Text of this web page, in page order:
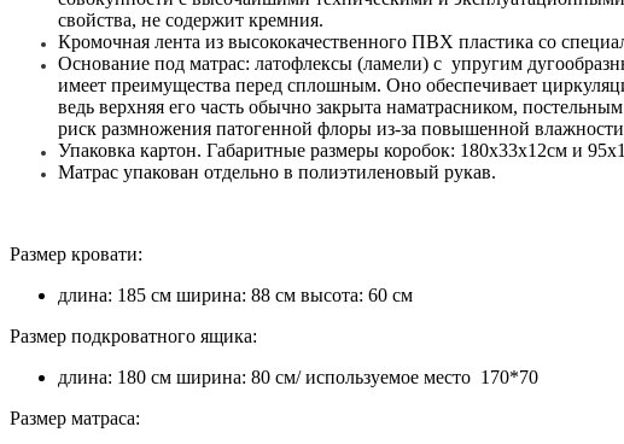
свойства, не содержит кремния.
Кромочная лента из высококачественного ПВХ пластика со
Основание под матрас: латофлексы (ламели) с упругим
имеет преимущества перед сплошным. Оно обеспечивает
ведь верхняя его часть обычно закрыта наматрасником,
риск размножения патогенной флоры из-за повышенной
Упаковка картон. Габаритные размеры коробок: 180х33х12см и
Матрас упакован отдельно в полиэтиленовый рукав.
Размер кровати:
длина: 185 см ширина: 88 см высота: 60 см
Размер подкроватного ящика:
длина: 180 см ширина: 80 см/ используемое место 170*70
Размер матраса: